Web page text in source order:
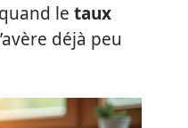
le taux
déjà peu